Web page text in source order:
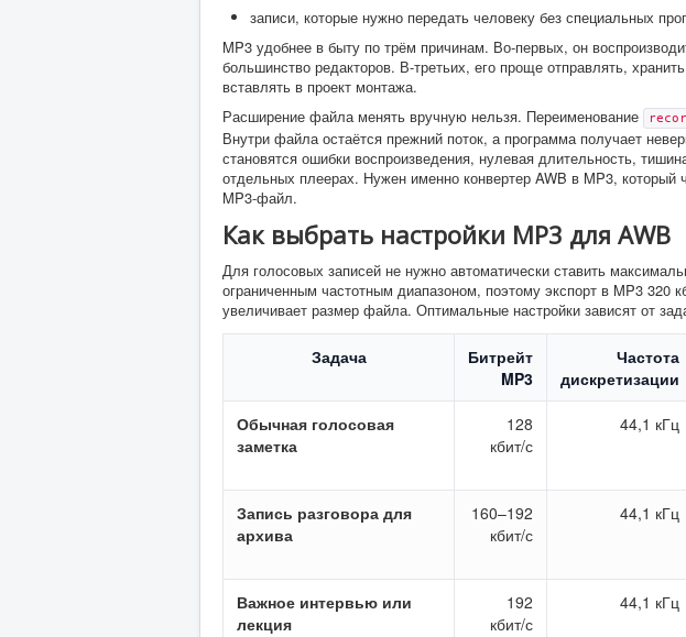
записи, которые нужно передать человеку без специальных
MP3 удобнее в быту по трём причинам. Во-первых, он
большинство редакторов. В-третьих, его проще отправлять,
вставлять в проект монтажа.
Расширение файла менять вручную нельзя. Переименование
Внутри файла остаётся прежний поток, а программа получает
становятся ошибки воспроизведения, нулевая длительность,
отдельных плеерах. Нужен именно конвертер AWB в MP3, который
MP3-файл.
Как выбрать настройки MP3 для AWB
Для голосовых записей не нужно автоматически ставить
ограниченным частотным диапазоном, поэтому экспорт в MP3 320
увеличивает размер файла. Оптимальные настройки зависят от
Задача
Битрейт
MP3
Частота
дискретизации
Обычная голосовая
заметка
128
кбит/с
44,1 кГц
Запись разговора для
архива
160–192
кбит/с
44,1 кГц
Важное интервью или
лекция
192
кбит/с
44,1 кГц